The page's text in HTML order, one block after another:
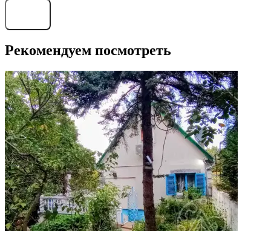
Рекомендуем посмотреть